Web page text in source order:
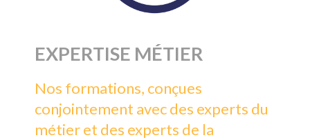
EXPERTISE MÉTIER
Nos formations, conçues
conjointement avec des experts du
métier et des experts de la